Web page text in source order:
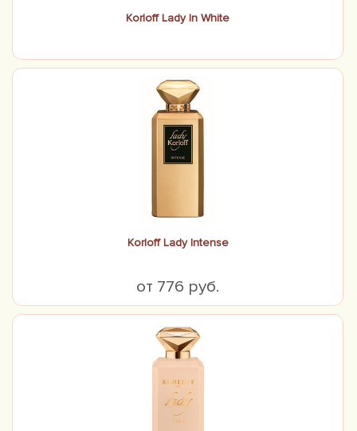
Korloff Lady In White
Korloff Lady Intense
от 776 руб.